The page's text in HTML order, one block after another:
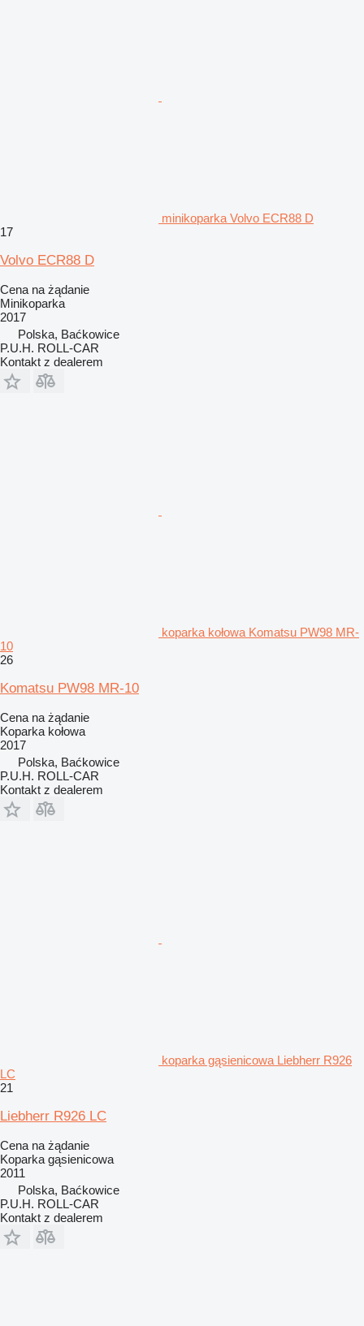
minikoparka Volvo ECR88 D
17
Volvo ECR88 D
Cena na żądanie
Minikoparka
2017
Polska, Baćkowice
P.U.H. ROLL-CAR
Kontakt z dealerem
koparka kołowa Komatsu PW98 MR-
10
26
Komatsu PW98 MR-10
Cena na żądanie
Koparka kołowa
2017
Polska, Baćkowice
P.U.H. ROLL-CAR
Kontakt z dealerem
koparka gąsienicowa Liebherr R926
LC
21
Liebherr R926 LC
Cena na żądanie
Koparka gąsienicowa
2011
Polska, Baćkowice
P.U.H. ROLL-CAR
Kontakt z dealerem